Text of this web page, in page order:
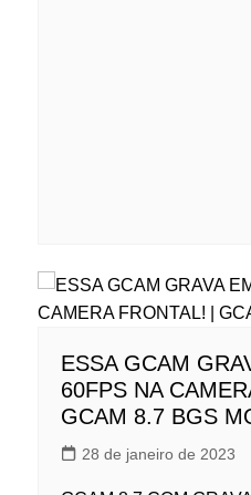
ESSA GCAM
60FPS NA
GCAM 8.7 BGS
28 de janeiro de 2023